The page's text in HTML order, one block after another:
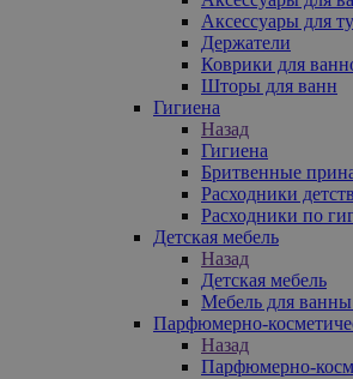
Аксессуары для
Держатели
Коврики для
Шторы для ванн
Гигиена
Назад
Гигиена
Бритвенные
Расходники
Расходники по
Детская мебель
Назад
Детская мебель
Мебель для ванны
Парфюмерно-
Назад
Парфюмерно-